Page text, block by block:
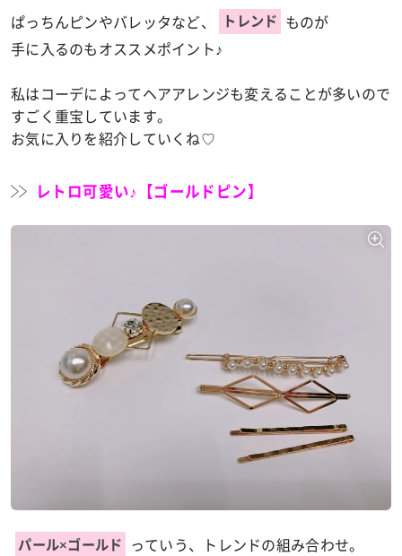
ぱっちんピンやバレッタなど、 トレンド
ものが
手に入るのもオススメポイント♪
私はコーデによってヘアアレンジも変えることが多いので
すごく重宝しています。
お気に入りを紹介していくね♡
レトロ可愛い♪【ゴールドピン】
パール×ゴールド
っていう、トレンドの組み合わせ。